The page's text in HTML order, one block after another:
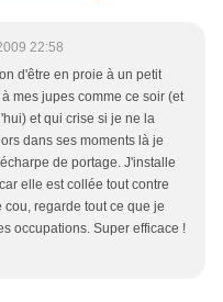
22:58
d'être en proie à un petit
mes jupes comme ce soir (et
et qui crise si je ne la
dans ses moments là je
de portage. J'installe
elle est collée tout contre
regarde tout ce que je
occupations. Super efficace !